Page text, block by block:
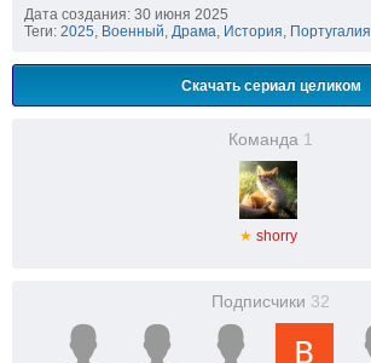
Дата создания: 30 июня 2025
Теги: 2025, Военный, Драма, История, Португалия
Скачать сериал целиком
Команда 1
★ shorry
Подписчики 32